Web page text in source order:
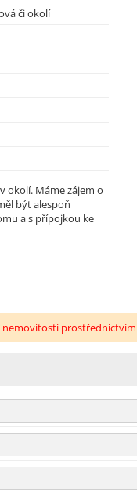
či okolí
okolí. Máme zájem o
být alespoň
a s přípojkou ke